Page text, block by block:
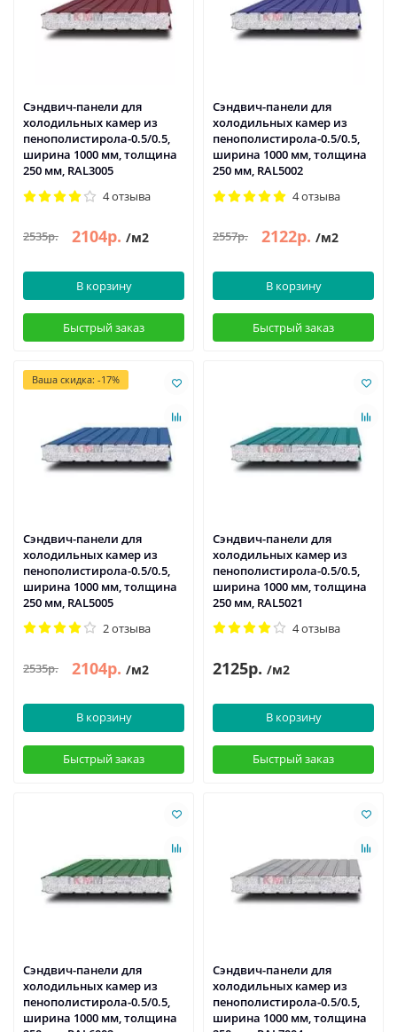
Сэндвич-панели для
холодильных камер из
пенополистирола-0.5/0.5,
ширина 1000 мм, толщина
250 мм, RAL3005
4 отзыва
2535р. 2104р. /м2
В корзину
Быстрый заказ
Сэндвич-панели для
холодильных камер из
пенополистирола-0.5/0.5,
ширина 1000 мм, толщина
250 мм, RAL5002
4 отзыва
2557р. 2122р. /м2
В корзину
Быстрый заказ
Ваша скидка: -17%
Сэндвич-панели для
холодильных камер из
пенополистирола-0.5/0.5,
ширина 1000 мм, толщина
250 мм, RAL5005
2 отзыва
2535р. 2104р. /м2
В корзину
Быстрый заказ
Сэндвич-панели для
холодильных камер из
пенополистирола-0.5/0.5,
ширина 1000 мм, толщина
250 мм, RAL5021
4 отзыва
2125р. /м2
В корзину
Быстрый заказ
Сэндвич-панели для
холодильных камер из
пенополистирола-0.5/0.5,
ширина 1000 мм, толщина
Сэндвич-панели для
холодильных камер из
пенополистирола-0.5/0.5,
ширина 1000 мм, толщина